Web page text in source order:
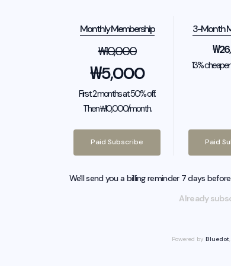
Monthly Membership
₩10,000
₩5,000
First 2 months at 50% off.
Then ₩10,000/month.
Paid Subscribe
3-Month
₩
13%
Paid
We'll send you a billing reminder 7 days
Already
Powered by Bluedot